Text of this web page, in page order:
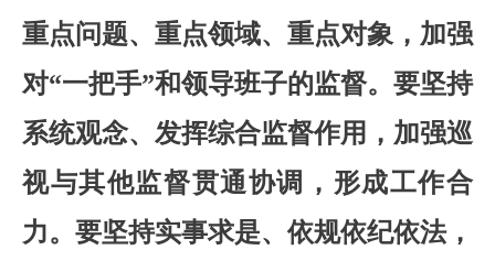
重点问题、重点领域、重点对象，加强
对“一把手”和领导班子的监督。要坚持
系统观念、发挥综合监督作用，加强巡
视与其他监督贯通协调，形成工作合
力。要坚持实事求是、依规依纪依法，